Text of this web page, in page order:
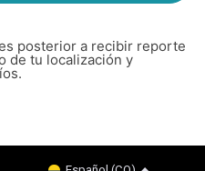
posterior a recibir reporte
de tu localización y